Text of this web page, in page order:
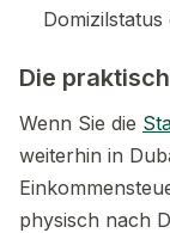
Die
Wenn Sie die
weiterhin in
physisch nach